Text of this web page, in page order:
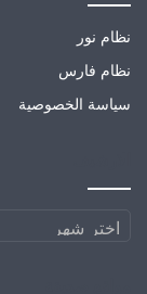
نظام نور
نظام فارس
سياسة الخصوصية
الارشيف